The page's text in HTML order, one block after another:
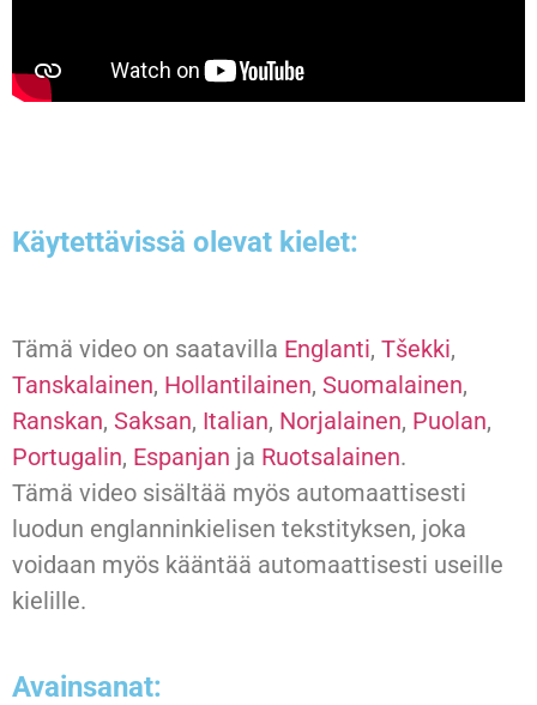
Käytettävissä olevat kielet:
Tämä video on saatavilla Englanti, Tšekki,
Tanskalainen, Hollantilainen, Suomalainen,
Ranskan, Saksan, Italian, Norjalainen, Puolan,
Portugalin, Espanjan ja Ruotsalainen.
Tämä video sisältää myös automaattisesti
luodun englanninkielisen tekstityksen, joka
voidaan myös kääntää automaattisesti useille
kielille.
Avainsanat: